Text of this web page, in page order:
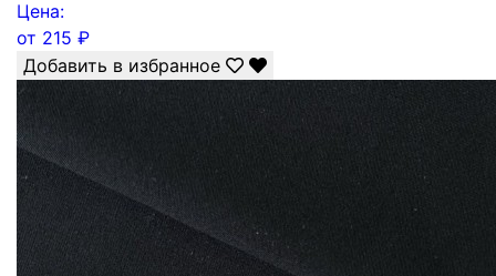
Цена:
от 215 ₽
Добавить в избранное